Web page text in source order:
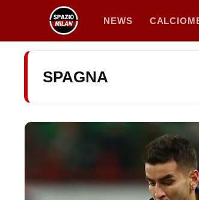
contenuto
NEWS
SPAGNA